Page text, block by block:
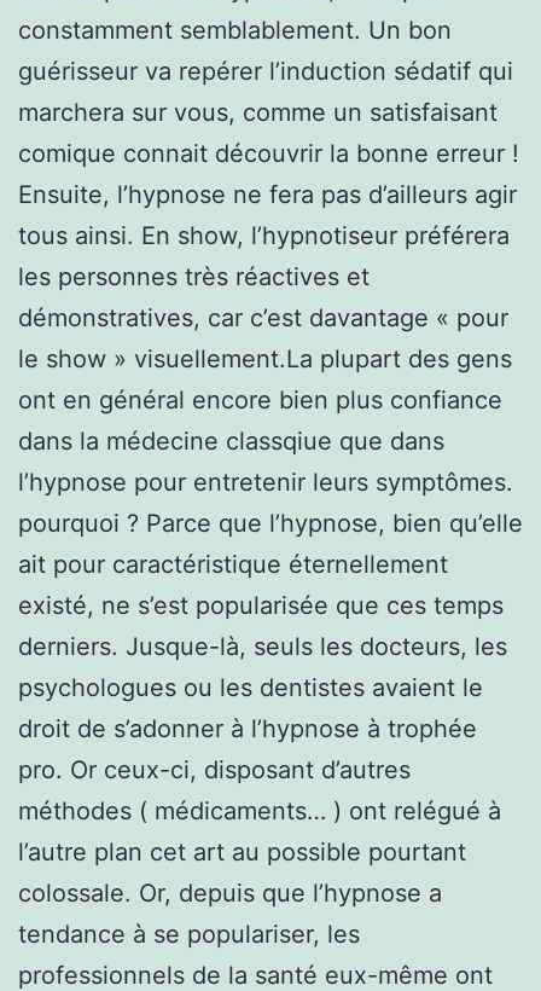
constamment semblablement. Un bon
guérisseur va repérer l’induction sédatif qui
marchera sur vous, comme un satisfaisant
comique connait découvrir la bonne erreur !
Ensuite, l’hypnose ne fera pas d’ailleurs agir
tous ainsi. En show, l’hypnotiseur préférera
les personnes très réactives et
démonstratives, car c’est davantage « pour
le show » visuellement.La plupart des gens
ont en général encore bien plus confiance
dans la médecine classqiue que dans
l’hypnose pour entretenir leurs symptômes.
pourquoi ? Parce que l’hypnose, bien qu’elle
ait pour caractéristique éternellement
existé, ne s’est popularisée que ces temps
derniers. Jusque-là, seuls les docteurs, les
psychologues ou les dentistes avaient le
droit de s’adonner à l’hypnose à trophée
pro. Or ceux-ci, disposant d’autres
méthodes ( médicaments… ) ont relégué à
l’autre plan cet art au possible pourtant
colossale. Or, depuis que l’hypnose a
tendance à se populariser, les
professionnels de la santé eux-même ont